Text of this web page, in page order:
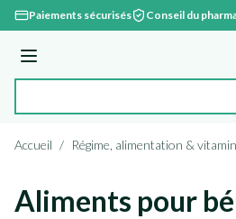
Aller au contenu
Paiements sécurisés Conseil du
Menu
Accueil / Régime, alimentation &
Aliments pour